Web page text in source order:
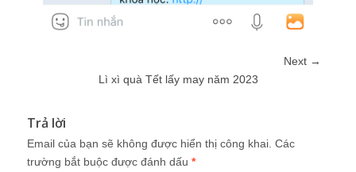
Next →
Lì xì quà Tết lấy may năm 2023
Trả lời
Email của bạn sẽ không được hiển thị công khai. Các
trường bắt buộc được đánh dấu *